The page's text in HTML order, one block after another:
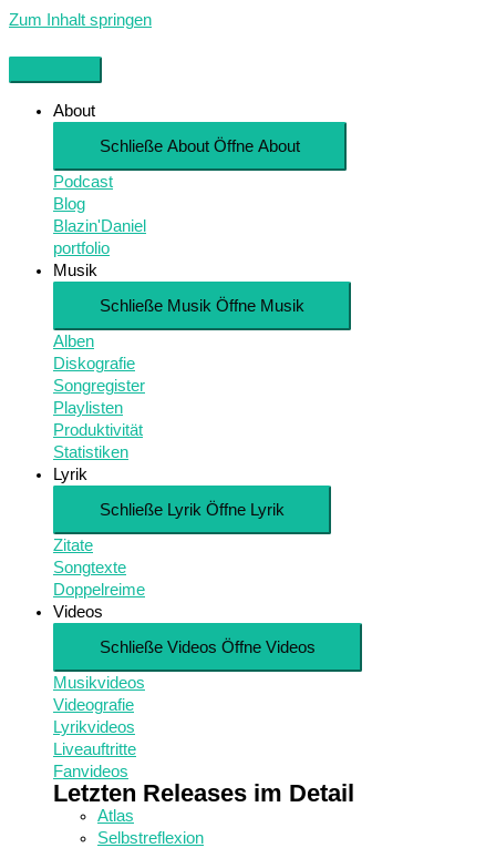
Zum Inhalt springen
About
Schließe About Öffne About
Podcast
Blog
Blazin'Daniel
portfolio
Musik
Schließe Musik Öffne Musik
Alben
Diskografie
Songregister
Playlisten
Produktivität
Statistiken
Lyrik
Schließe Lyrik Öffne Lyrik
Zitate
Songtexte
Doppelreime
Videos
Schließe Videos Öffne Videos
Musikvideos
Videografie
Lyrikvideos
Liveauftritte
Fanvideos
Letzten Releases im Detail
Atlas
Selbstreflexion